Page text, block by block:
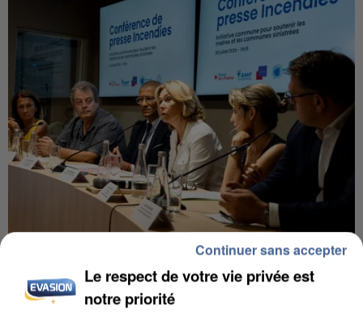
INCENDIES : L’ÎLE-DE-FRANCE LANCE UN ÉLAN
DE SOLIDARITÉ AVEC LES...
Le respect de votre vie privée est
notre priorité
Continuer sans accepter